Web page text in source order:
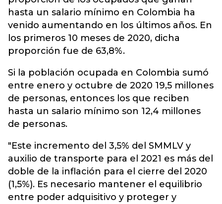
hasta un salario mínimo en Colombia ha
venido aumentando en los últimos años. En
los primeros 10 meses de 2020, dicha
proporción fue de 63,8%.
Si la población ocupada en Colombia sumó
entre enero y octubre de 2020 19,5 millones
de personas, entonces los que reciben
hasta un salario mínimo son 12,4 millones
de personas.
"Este incremento del 3,5% del SMMLV y
auxilio de transporte para el 2021 es más del
doble de la inflación para el cierre del 2020
(1,5%). Es necesario mantener el equilibrio
entre poder adquisitivo y proteger y